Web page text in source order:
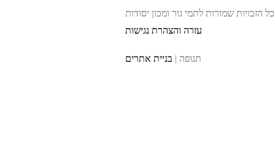
כל הזכויות שמורות לתמי גור ומכון יסודות
עזרה והצהרת נגישות
תנופה | בניית אתרים